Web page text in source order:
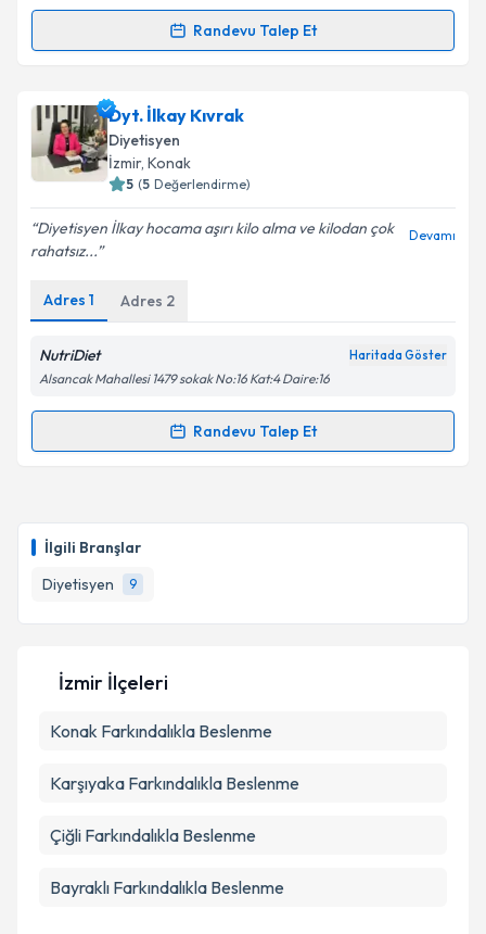
İlgili Branşlar
Diyetisyen
9
Randevu Talep Et
Randevu Takvimi Talebi
Dyt. Elzem Arslaniçin randevu takvimi talebi
oluşturun. Size bu uzmandan randevu almanız için bir
takvim hazırlandığında e-posta ile bilgilendireceğiz.
Kişisel verilerimin işlenmesine ilişkin
Metni'ni okudum ve kişisel verilerimin belirtilen
kapsamda işlenmesini kabul ediyorum.
Takvim Talebini Gönder
Dyt. İlkay Kıvrak
Diyetisyen
İzmir, Konak
5 (5 Değerlendirme)
Diyetisyen İlkay hocama aşırı kilo alma ve kilodan çok
rahatsız...
Devamı
Adres 1 Adres 2
NutriDiet Haritada Göster
Alsancak Mahallesi 1479 sokak No:16 Kat:4 Daire:16
Randevu Talep Et
Randevu Takvimi Talebi
takvim hazırlandığında e-posta ile bilgilendireceğiz.
E-posta Adresiniz
Metni'ni okudum ve kişisel verilerimin belirtilen
İzmir İlçeleri
Konak Farkındalıkla Beslenme
Karşıyaka Farkındalıkla Beslenme
Çiğli Farkındalıkla Beslenme
Bayraklı Farkındalıkla Beslenme